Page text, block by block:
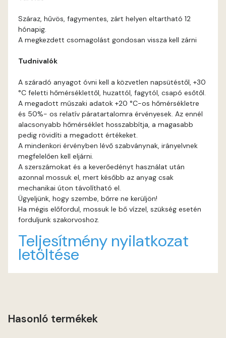
Fern E
Fir E
Graphit E
Grass-green E
Heide C
Heide D
Indian-yellow E
Lilac D
Száraz, hűvös, fagymentes, zárt helyen eltartható 12
hónapig.
A megkezdett csomagolást gondosan vissza kell zárni
Tudnivalók
A száradó anyagot óvni kell a közvetlen napsütéstől, +30
°C feletti hőmérséklettől, huzattól, fagytól, csapó esőtől.
A megadott műszaki adatok +20 °C-os hőmérsékletre
és 50%- os relatív páratartalomra érvényesek. Az ennél
alacsonyabb hőmérséklet hosszabbítja, a magasabb
pedig rövidíti a megadott értékeket.
A mindenkori érvényben lévő szabványnak, irányelvnek
megfelelően kell eljárni.
A szerszámokat és a keverőedényt használat után
azonnal mossuk el, mert később az anyag csak
mechanikai úton távolítható el.
Ügyeljünk, hogy szembe, bőrre ne kerüljön!
Ha mégis előfordul, mossuk le bő vízzel, szükség esetén
forduljunk szakorvoshoz.
Teljesítmény nyilatkozat
letöltése
Hasonló termékek